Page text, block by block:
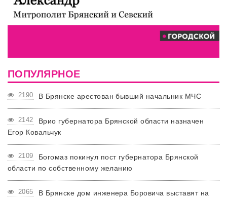
ПОПУЛЯРНОЕ
2190 В Брянске арестован бывший начальник МЧС
2142
Врио губернатора Брянской области назначен
Егор Ковальчук
2109
Богомаз покинул пост губернатора Брянской
области по собственному желанию
2065
В Брянске дом инженера Боровича выставят на